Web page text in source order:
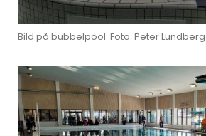
Bild på bubbelpool. Foto: Peter Lundberg